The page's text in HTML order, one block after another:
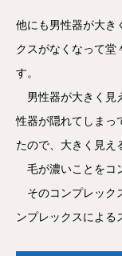
他にも男性器が大き
クスがなくなって堂
す。
男性器が大きく見
性器が隠れてしまっ
たので、大きく見え
毛が濃いことをコ
そのコンプレック
ンプレックスによる